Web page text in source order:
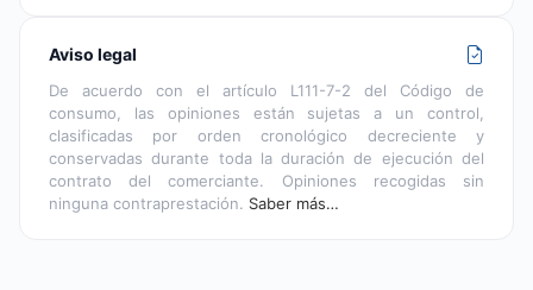
Aviso legal
De acuerdo con el artículo L111-7-2 del Código de
consumo, las opiniones están sujetas a un control,
clasificadas por orden cronológico decreciente y
conservadas durante toda la duración de ejecución del
contrato del comerciante. Opiniones recogidas sin
ninguna contraprestación. Saber más…